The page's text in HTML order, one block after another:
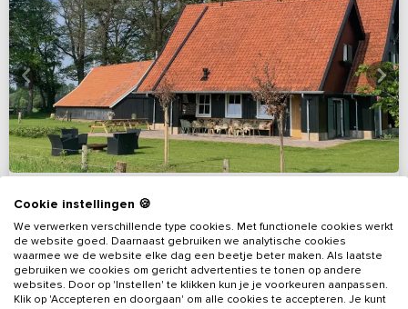
9,8(156 reviews)
Luxe familiehuis met hottub en speelruimte in
Cookie instellingen 🍪
We verwerken verschillende type cookies. Met functionele cookies werkt
de website goed. Daarnaast gebruiken we analytische cookies
waarmee we de website elke dag een beetje beter maken. Als laatste
gebruiken we cookies om gericht advertenties te tonen op andere
websites. Door op 'Instellen' te klikken kun je je voorkeuren aanpassen.
Klik op 'Accepteren en doorgaan' om alle cookies te accepteren. Je kunt